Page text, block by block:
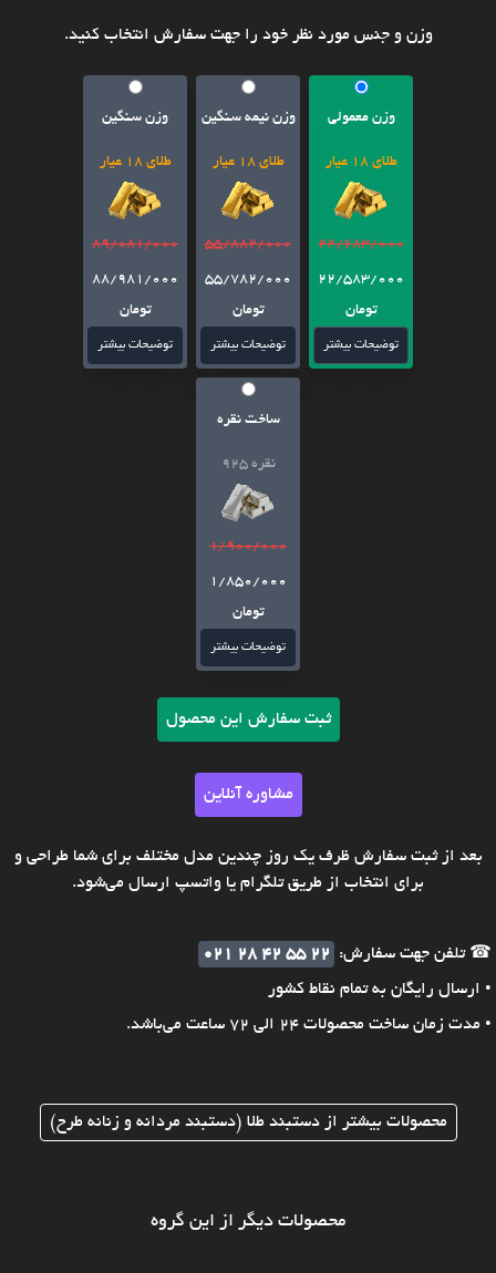
وزن و جنس مورد نظر خود را جهت سفارش انتخاب کنید.
وزن معمولی
طلای 18 عیار
22/683/000
22/583/000
تومان
توضیحات بیشتر
وزن نیمه سنگین
طلای 18 عیار
55/882/000
55/782/000
تومان
توضیحات بیشتر
وزن سنگین
طلای 18 عیار
89/081/000
88/981/000
تومان
توضیحات بیشتر
ساخت نقره
نقره 925
1/900/000
1/850/000
تومان
توضیحات بیشتر
ثبت سفارش این محصول
مشاوره آنلاین
بعد از ثبت سفارش ظرف یک روز چندین مدل مختلف برای شما طراحی و
برای انتخاب از طریق تلگرام یا واتسپ ارسال می‌شود.
☎ تلفن جهت سفارش:
021 28 42 55 22
• ارسال رایگان به تمام نقاط کشور
• مدت زمان ساخت محصولات 24 الی 72 ساعت می‌باشد.
محصولات بیشتر از دستبند طلا (دستبند مردانه و زنانه طرح)
محصولات دیگر از این گروه